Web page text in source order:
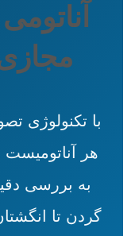
با تکنولوژی
هر
به بررسی
گردن تا